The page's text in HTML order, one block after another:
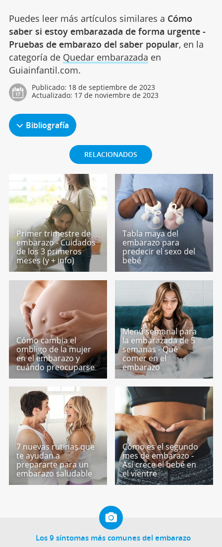
Puedes leer más artículos similares a Cómo
saber si estoy embarazada de forma urgente -
Pruebas de embarazo del saber popular, en la
categoría de Quedar embarazada en
Guiainfantil.com.
Publicado: 18 de septiembre de 2023
Actualizado: 17 de noviembre de 2023
Bibliografía
RELACIONADOS
Primer trimestre de
embarazo - Cuidados
de los 3 primeros
meses (y + info)
Tabla maya del
embarazo para
predecir el sexo del
bebé
Cómo cambia el
ombligo de la mujer
en el embarazo y
cuándo preocuparse
Menú semanal para
la embarazada de 5
semanas - Qué
comer en el
embarazo
7 nuevas rutinas que
te ayudan a
prepararte para un
embarazo saludable
Cómo es el segundo
mes de embarazo -
Así crece el bebé en
el vientre
Los 9 síntomas más comunes del embarazo